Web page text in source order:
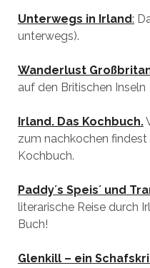
Unterwegs in Irland:
unterwegs).
Wanderlust
auf den Britischen Inseln
Irland. Das Kochbuch.
zum nachkochen
Kochbuch.
Paddy´s Speis´ und
literarische Reise durch
Buch!
Glenkill – ein